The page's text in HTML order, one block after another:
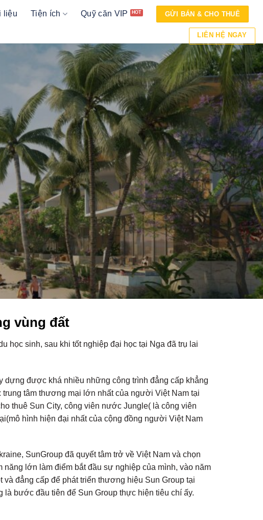
liệu Tiện ích Quỹ căn VIP GỬI BÁN & CHO THUÊ
LIÊN HỆ NGAY
vùng đất
học sinh, sau khi tốt nghiệp đại học tại Nga đã trụ lai
dựng được khá nhiều những công trình đẳng cấp khẳng
tâm thương mại lớn nhất của người Việt Nam tại
thuê Sun City, công viên nước Jungle( là công viên
hình hiện đại nhất của cộng đồng người Việt Nam
SunGroup đã quyết tâm trở về Việt Nam và chọn
lớn làm điểm bắt đầu sự nghiệp của mình, vào năm
đẳng cấp để phát triển thương hiệu Sun Group tại
bước đầu tiên để Sun Group thực hiện tiêu chí ấy.